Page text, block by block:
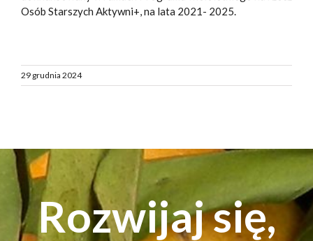
Osób Starszych Aktywni+, na lata 2021- 2025.
29 grudnia 2024
Rozwijaj się,